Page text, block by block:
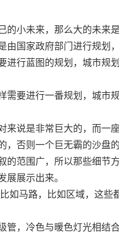
小未来，那么大的未来
国家政府部门进行规划
进行蓝图的规划，城市规
要进行一番规划，城市
说是非常巨大的，而一
否则一个巨无霸的沙盘
的范围广，所以那些细节
展示出来。
如马路，比如区域，这
，冷色与暖色灯光相结